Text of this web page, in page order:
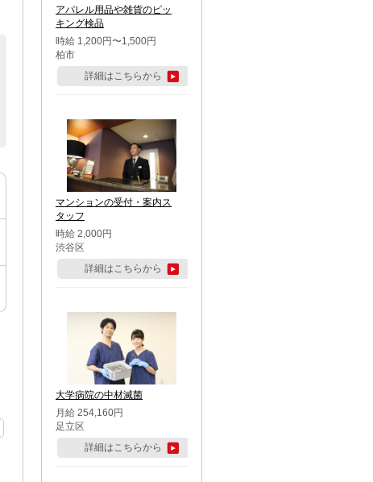
アパレル用品や雑貨のピッ
キング検品
時給 1,200円〜1,500円
柏市
詳細はこちらから
マンションの受付・案内ス
タッフ
時給 2,000円
渋谷区
詳細はこちらから
大学病院の中材滅菌
月給 254,160円
足立区
詳細はこちらから